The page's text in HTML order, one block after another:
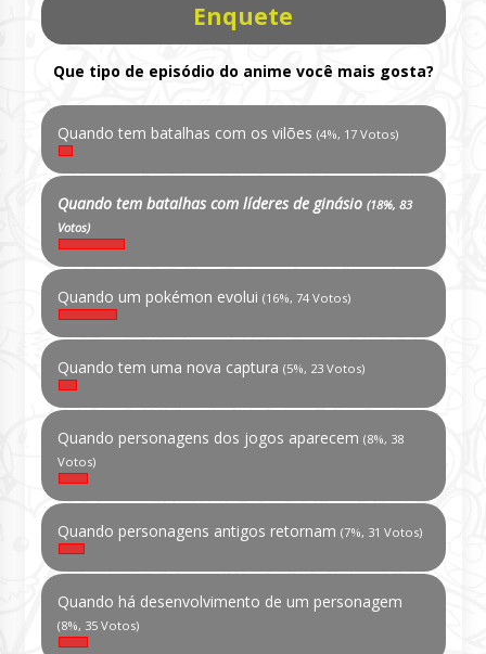
Enquete
Que tipo de episódio do anime você mais gosta?
Quando tem batalhas com os vilões (4%, 17 Votos)
Quando tem batalhas com líderes de ginásio (18%, 83
Votos)
Quando um pokémon evolui (16%, 74 Votos)
Quando tem uma nova captura (5%, 23 Votos)
Quando personagens dos jogos aparecem (8%, 38
Votos)
Quando personagens antigos retornam (7%, 31 Votos)
Quando há desenvolvimento de um personagem
(8%, 35 Votos)